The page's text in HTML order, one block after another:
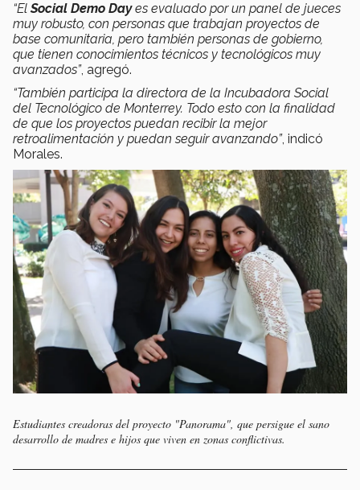
“ElSocial Demo Dayes evaluado por un panel de jueces
muy robusto, con personas que trabajan proyectos de
base comunitaria, pero también personas de gobierno,
que tienen conocimientos técnicos y tecnológicos muy
avanzados”, agregó.
“También participa la directora de la Incubadora Social
del Tecnológico de Monterrey. Todo esto con la finalidad
de que los proyectos puedan recibir la mejor
retroalimentación y puedan seguir avanzando”, indicó
Morales.
Estudiantes creadoras del proyecto "Panorama", que persigue el sano
desarrollo de madres e hijos que viven en zonas conflictivas.